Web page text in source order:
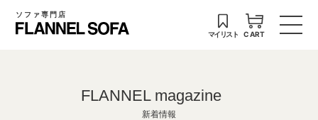
ソファ専門店
マイリスト CART
FLANNEL magazine
新着情報